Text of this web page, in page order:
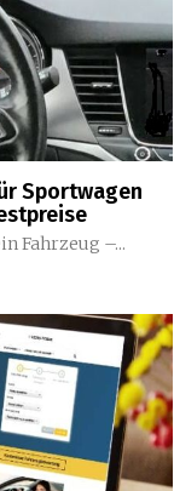
Sportwagen
Fahrzeug –...